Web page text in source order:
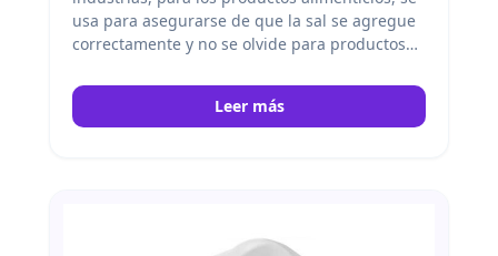
usa para asegurarse de que la sal se agregue
correctamente y no se olvide para productos
uso industrial, se usa para pruebas de
resistencia a la sal para automóviles y
Leer más